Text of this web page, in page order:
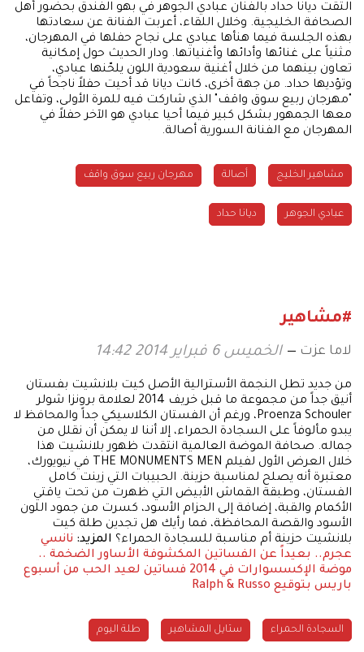
التقت ديانا حداد بالفنان عبادي الجوهر في بهو الفندق بحضور أهل
الصحافة الخليجية. وخلال اللقاء، أعربت الفنانة عن سعادتها
بهذه الجلسة فيما هنأها عبادي على نجاح حفلها في المهرجان،
مثنياً على غنائها وأدائها وأغنياتها. ودار الحديث حول إمكانية
تعاون بينهما من خلال أغنية سعودية اللون يلحّنها عبادي،
وتؤديها حداد. من جهة أخرى، كانت ديانا قد أحيت حفلاً ناجحاً في
"مهرجان ربيع سوق واقف" الذي شاركت فيه للمرة الأولى، وتفاعل
معها الجمهور بشكل كبير فيما أحيا عبادي هو الآخر حفلاً في
المهرجان مع الفنانة السورية أصالة.
مشاهير الخليج مهرجان ربيع سوق واقف
عبادي الجوهر ديانا حداد
#مشاهير
لاما عزت الخميس 6 فبراير 2014 14:42
من جديد تطل النجمة الأسترالية الأصل كيت بلانشيت بفستان
أنيق جداً من مجموعة ما قبل خريف 2014 لعلامة برونزا شولر
Proenza Schouler، ورغم أن الفستان الكلاسيكي جداً والمحافظ لا
يبدو مألوفاً على السجادة الحمراء، إلا أننا لا يمكن أن نقلل من
جماله. صحافة الموضة العالمية انتقدت ظهور بلانشيت هذا
خلال العرض الأول لفيلم THE MONUMENTS MEN في نيويورك،
معتبرة أنه يصلح لمناسبة حزينة. الحبيبات التي زينت كامل
الفستان، وطبقة القماش الأبيض التي ظهرت من تحت ياقتي
الأكمام والقبة، إضافة إلى الحزام الأسود، كسرت من جمود اللون
الأسود والقصة المحافظة، فما رأيك هل تجدين طلة كيت
بلانشيت حزينة أم مناسبة للسجادة الحمراء؟ المزيد: نانسي
عجرم.. بعيداً عن الفساتين المكشوفة الأساور الضخمة ..
موضة الإكسسوارات في 2014
فساتين لعيد الحب من أسبوع
باريس بتوقيع Ralph & Russo
السجادة الحمراء ستايل المشاهير طلة اليوم